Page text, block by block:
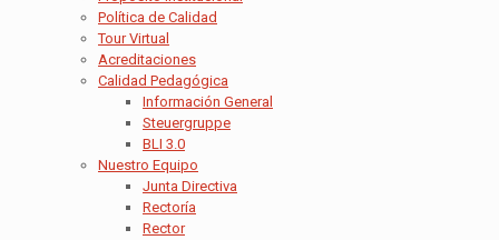
Política de Calidad
Tour Virtual
Acreditaciones
Calidad Pedagógica
Información General
Steuergruppe
BLI 3.0
Nuestro Equipo
Junta Directiva
Rectoría
Rector